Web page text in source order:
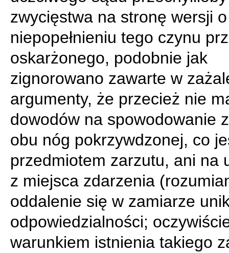
zwycięstwa na stronę wersji o
niepopełnieniu tego czynu
oskarżonego, podobnie jak
zignorowano zawarte w
argumenty, że przecież nie
dowodów na spowodowanie
obu nóg pokrzywdzonej, co
przedmiotem zarzutu, ani na
z miejsca zdarzenia
oddalenie się w zamiarze
odpowiedzialności;
warunkiem istnienia takiego